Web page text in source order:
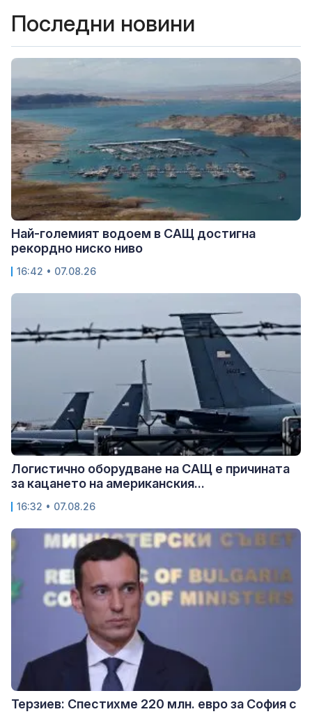
Последни новини
Най-големият водоем в САЩ достигна
рекордно ниско ниво
16:42 • 07.08.26
Логистично оборудване на САЩ е причината
за кацането на американския...
16:32 • 07.08.26
Терзиев: Спестихме 220 млн. евро за София с